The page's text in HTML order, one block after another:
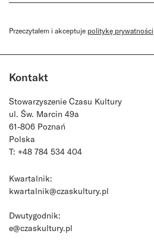
Przeczytałem i akceptuje politykę prywatności
Kontakt
Stowarzyszenie Czasu Kultury
ul. Św. Marcin 49a
61-806 Poznań
Polska
T: +48 784 534 404
Kwartalnik:
kwartalnik@czaskultury.pl
Dwutygodnik:
e@czaskultury.pl